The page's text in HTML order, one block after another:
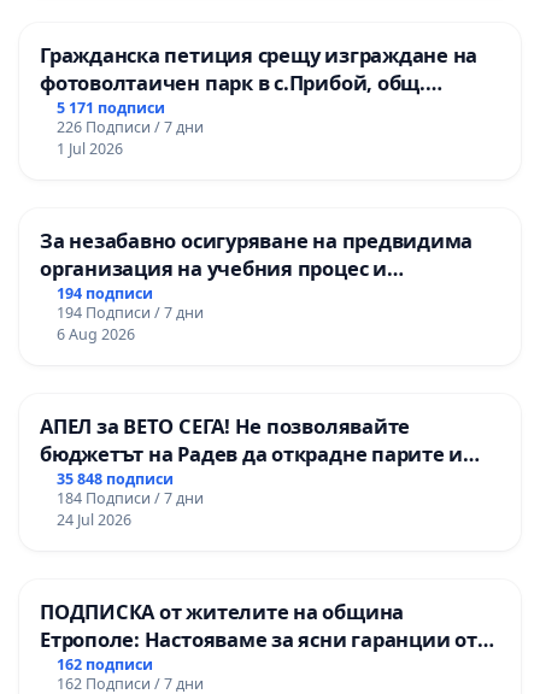
Гражданска петиция срещу изграждане на
фотоволтаичен парк в с.Прибой, общ.
Радомир
5 171 подписи
226 Подписи / 7 дни
1 Jul 2026
За незабавно осигуряване на предвидима
организация на учебния процес и
гарантиране на правото на равнопоставено
и качествено образование на учениците от
ОУ „Княз Александър I“ и Хуманитарна
194 подписи
194 Подписи / 7 дни
6 Aug 2026
АПЕЛ за ВЕТО СЕГА! Не позволявайте
бюджетът на Радев да открадне парите и
правата ни в тъмното
35 848 подписи
184 Подписи / 7 дни
24 Jul 2026
ПОДПИСКА от жителите на община
Етрополе: Настояваме за ясни гаранции от
“Елаците-МЕД” АД и от държавата, че ще се
162 подписи
162 Подписи / 7 дни